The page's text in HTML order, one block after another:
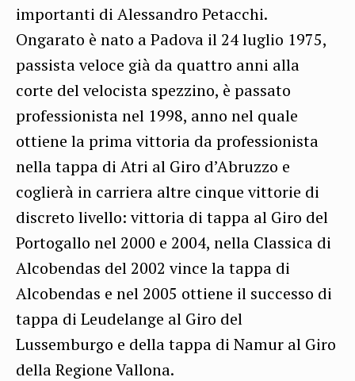
importanti di Alessandro Petacchi.
Ongarato è nato a Padova il 24 luglio 1975,
passista veloce già da quattro anni alla
corte del velocista spezzino, è passato
professionista nel 1998, anno nel quale
ottiene la prima vittoria da professionista
nella tappa di Atri al Giro d’Abruzzo e
coglierà in carriera altre cinque vittorie di
discreto livello: vittoria di tappa al Giro del
Portogallo nel 2000 e 2004, nella Classica di
Alcobendas del 2002 vince la tappa di
Alcobendas e nel 2005 ottiene il successo di
tappa di Leudelange al Giro del
Lussemburgo e della tappa di Namur al Giro
della Regione Vallona.